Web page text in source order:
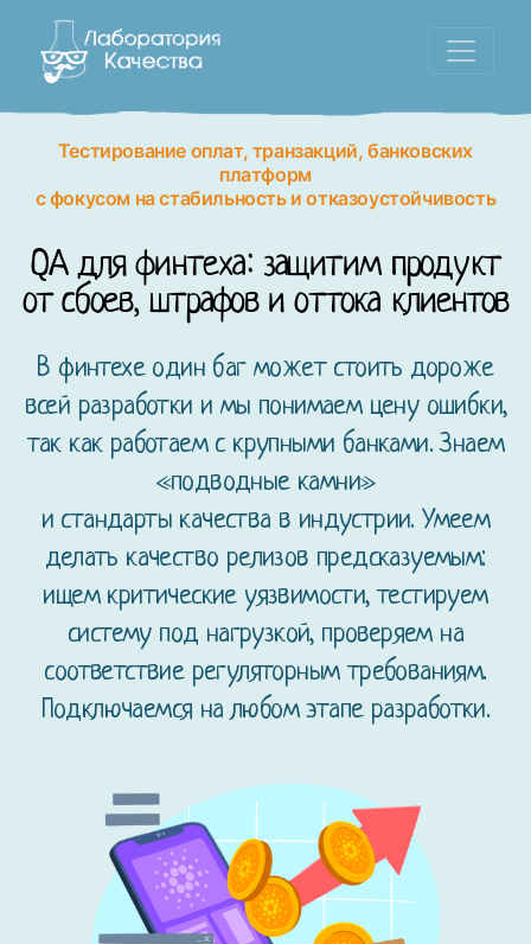
Тестирование оплат, транзакций, банковских
платформ
с фокусом на стабильность и отказоустойчивость
QA для финтеха: защитим продукт
от сбоев, штрафов и оттока клиентов
В финтехе один баг может стоить дороже
всей разработки и мы понимаем цену ошибки,
так как работаем с крупными банками. Знаем
«подводные камни»
и стандарты качества в индустрии. Умеем
делать качество релизов предсказуемым:
ищем критические уязвимости, тестируем
систему под нагрузкой, проверяем на
соответствие регуляторным требованиям.
Подключаемся на любом этапе разработки.